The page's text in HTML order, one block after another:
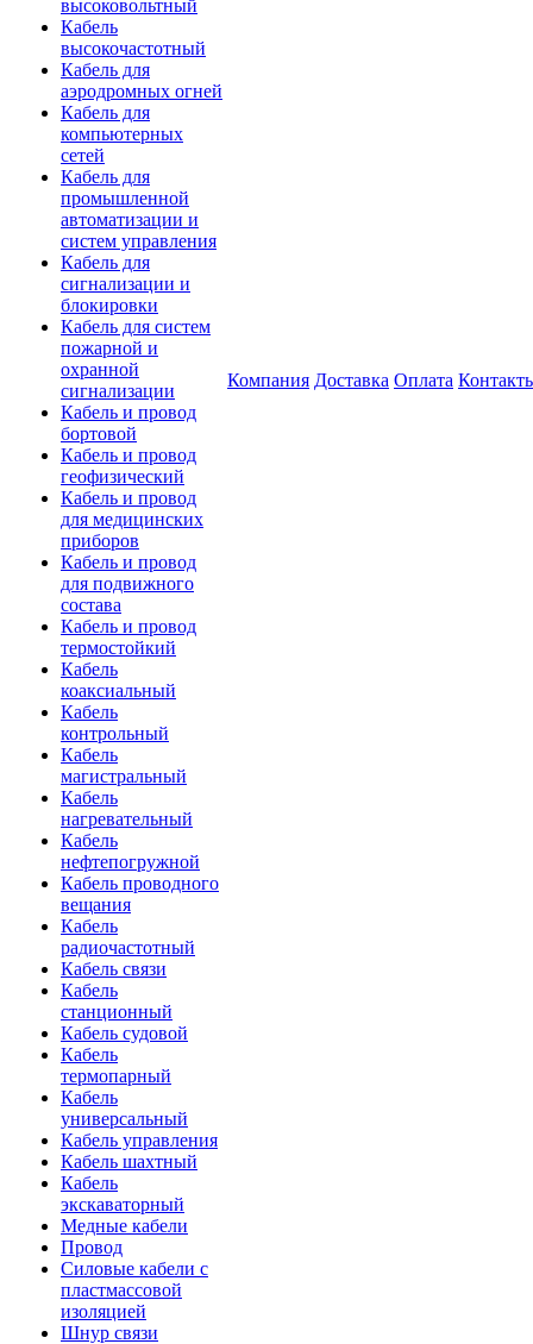
высоковольтный
Кабель
высокочастотный
Кабель для
аэродромных огней
Кабель для
компьютерных
сетей
Кабель для
промышленной
автоматизации и
систем управления
Кабель для
сигнализации и
блокировки
Кабель для систем
пожарной и
охранной
сигнализации
Кабель и провод
бортовой
Кабель и провод
геофизический
Кабель и провод
для медицинских
приборов
Кабель и провод
для подвижного
состава
Кабель и провод
термостойкий
Кабель
коаксиальный
Кабель
контрольный
Кабель
магистральный
Кабель
нагревательный
Кабель
нефтепогружной
Кабель проводного
вещания
Кабель
радиочастотный
Кабель связи
Кабель
станционный
Кабель судовой
Кабель
термопарный
Кабель
универсальный
Кабель управления
Кабель шахтный
Кабель
экскаваторный
Медные кабели
Провод
Силовые кабели с
пластмассовой
изоляцией
Шнур связи
Компания Доставка Оплата